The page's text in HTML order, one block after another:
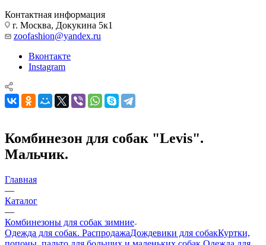
Контактная информация
г. Москва, Докукина 5к1
zoofashion@yandex.ru
Вконтакте
Instagram
Комбинезон для собак "Levis".
Мальчик.
Главная
—
Каталог
—
Комбинезоны для собак зимние
Одежда для собак. РаспродажаДождевики для собакКуртки,